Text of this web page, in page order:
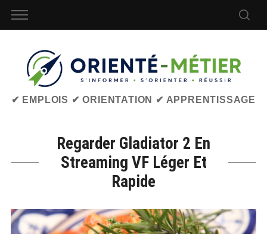
✔ EMPLOIS ✔ ORIENTATION ✔ APPRENTISSAGE
Regarder Gladiator 2 En
Streaming VF Léger Et
Rapide